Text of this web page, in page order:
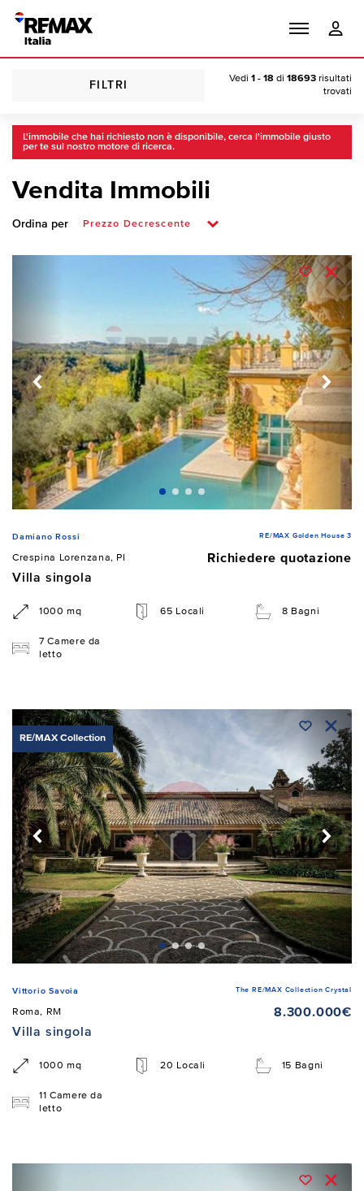
FILTRI
Vedi 1 - 18 di 18693 risultati
trovati
L'immobile che hai richiesto non è disponibile, cerca l'immobile giusto
per te sul nostro motore di ricerca.
Vendita Immobili
Ordina per
Damiano Rossi RE/MAX Golden House 3
Crespina Lorenzana, PI
Richiedere quotazione
Villa singola
1000 mq 65 Locali 8 Bagni
7 Camere da
letto
RE/MAX Collection
Vittorio Savoia The RE/MAX Collection Crystal
Roma, RM
8.300.000€
Villa singola
1000 mq 20 Locali 15 Bagni
11 Camere da
letto